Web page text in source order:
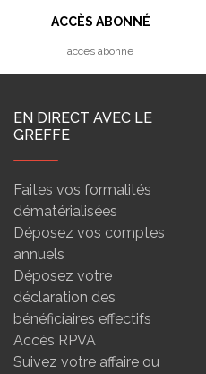
ACCÈS ABONNÉ
accès abonné
EN DIRECT AVEC LE
GREFFE
Faites vos formalités
dématérialisées
Déposez vos comptes
annuels
Déposez votre
déclaration des
bénéficiaires effectifs
Accès RPVA
Suivez votre affaire ou